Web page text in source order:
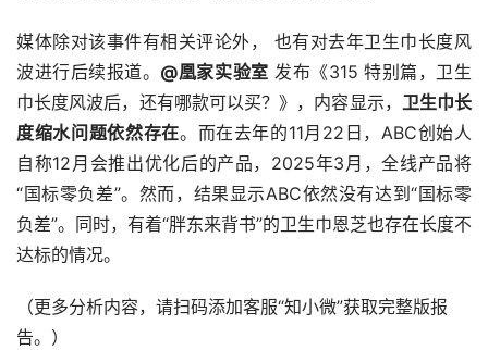
媒体除对该事件有相关评论外， 也有对去年卫生巾长度风
波进行后续报道。 @凰家实验室 发布《315 特别篇，卫生
巾长度风波后，还有哪款可以买？》，内容显示， 卫生巾长
度缩水问题依然存在。而在去年的11月22日，ABC创始人
自称12月会推出优化后的产品，2025年3月，全线产品将
“国标零负差”。然而，结果显示ABC依然没有达到“国标零
负差”。同时，有着“胖东来背书”的卫生巾恩芝也存在长度不
达标的情况。
（更多分析内容，请扫码添加客服“知小微”获取完整版报
告。）